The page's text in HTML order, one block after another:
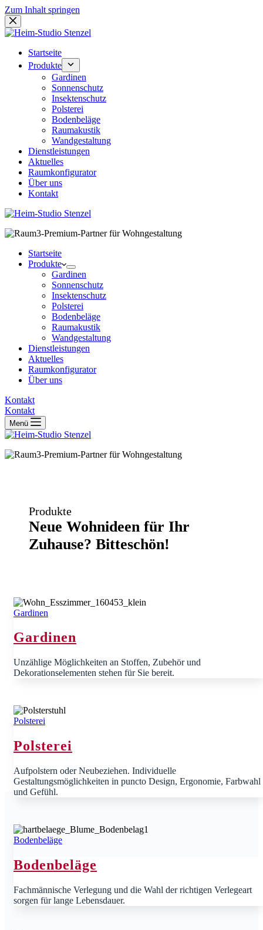
Zum Inhalt springen
Startseite
Produkte
Gardinen
Sonnenschutz
Insektenschutz
Polsterei
Bodenbeläge
Raumakustik
Wandgestaltung
Dienstleistungen
Aktuelles
Raumkonfigurator
Über uns
Kontakt
Startseite
Produkte
Gardinen
Sonnenschutz
Insektenschutz
Polsterei
Bodenbeläge
Raumakustik
Wandgestaltung
Dienstleistungen
Aktuelles
Raumkonfigurator
Über uns
Kontakt
Kontakt
Menü
Produkte
Neue Wohnideen für Ihr
Zuhause? Bitteschön!
Gardinen
Gardinen
Unzählige Möglichkeiten an Stoffen, Zubehör und
Dekorationselementen stehen für Sie bereit.
Polsterei
Polsterei
Aufpolstern oder Neubeziehen. Individuelle
Gestaltungsmöglichkeiten in puncto Design, Ergonomie, Farbwahl
und Gefühl.
Bodenbeläge
Bodenbeläge
Fachmännische Verlegung und die Wahl der richtigen Verlegeart
sorgen für lange Lebensdauer.